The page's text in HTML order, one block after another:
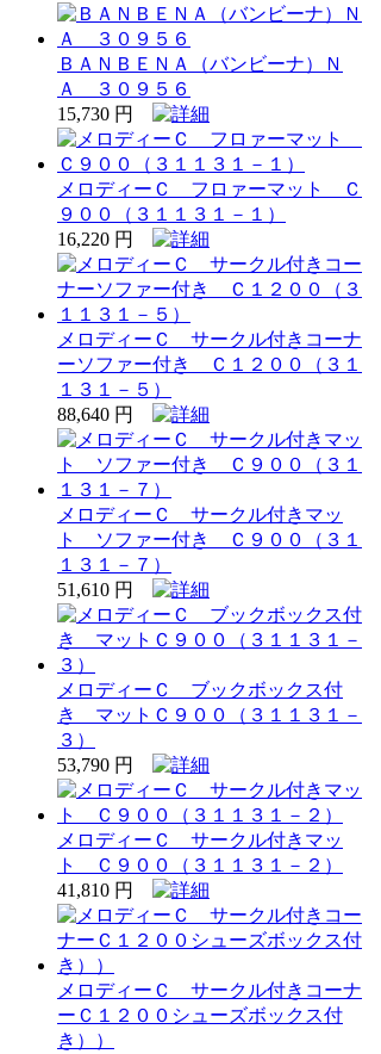
ＢＡＮＢＥＮＡ（バンビーナ）Ｎ
Ａ ３０９５６
15,730 円
メロディーＣ フロァーマット Ｃ
９００（３１１３１－１）
16,220 円
メロディーＣ サークル付きコーナ
ーソファー付き Ｃ１２００（３１
１３１－５）
88,640 円
メロディーＣ サークル付きマッ
ト ソファー付き Ｃ９００（３１
１３１－７）
51,610 円
メロディーＣ ブックボックス付
き マットＣ９００（３１１３１－
３）
53,790 円
メロディーＣ サークル付きマッ
ト Ｃ９００（３１１３１－２）
41,810 円
メロディーＣ サークル付きコーナ
ーＣ１２００シューズボックス付
き））